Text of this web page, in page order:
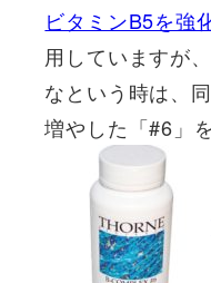
ビタミンB5を強
用していますが
なという時は、
増やした「#6」